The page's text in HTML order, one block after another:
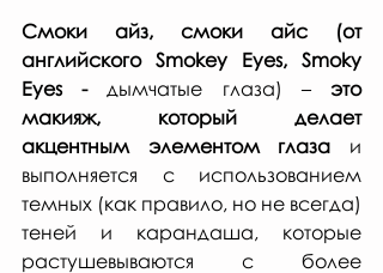
Смоки айз, смоки айс (от
английского Smokey Eyes, Smoky
Eyes - дымчатые глаза) – это
макияж, который делает
акцентным элементом глаза и
выполняется с использованием
темных (как правило, но не всегда)
теней и карандаша, которые
растушевываются с более